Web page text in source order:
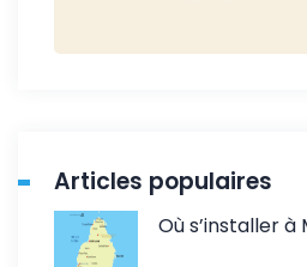
Articles populaires
Où s’installer à